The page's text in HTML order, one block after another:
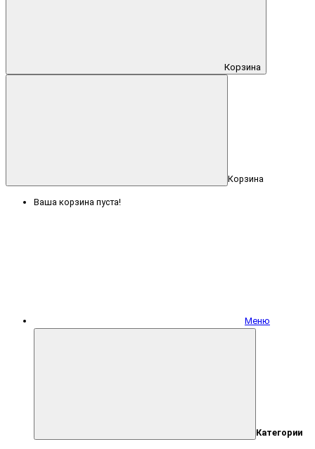
Корзина
Корзина
Ваша корзина пуста!
Меню
Категории